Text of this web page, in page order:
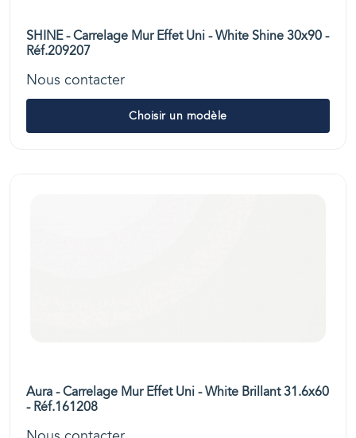
SHINE - Carrelage Mur Effet Uni - White Shine 30x90 -
Réf.209207
Nous contacter
Choisir un modèle
Aura - Carrelage Mur Effet Uni - White Brillant 31.6x60
- Réf.161208